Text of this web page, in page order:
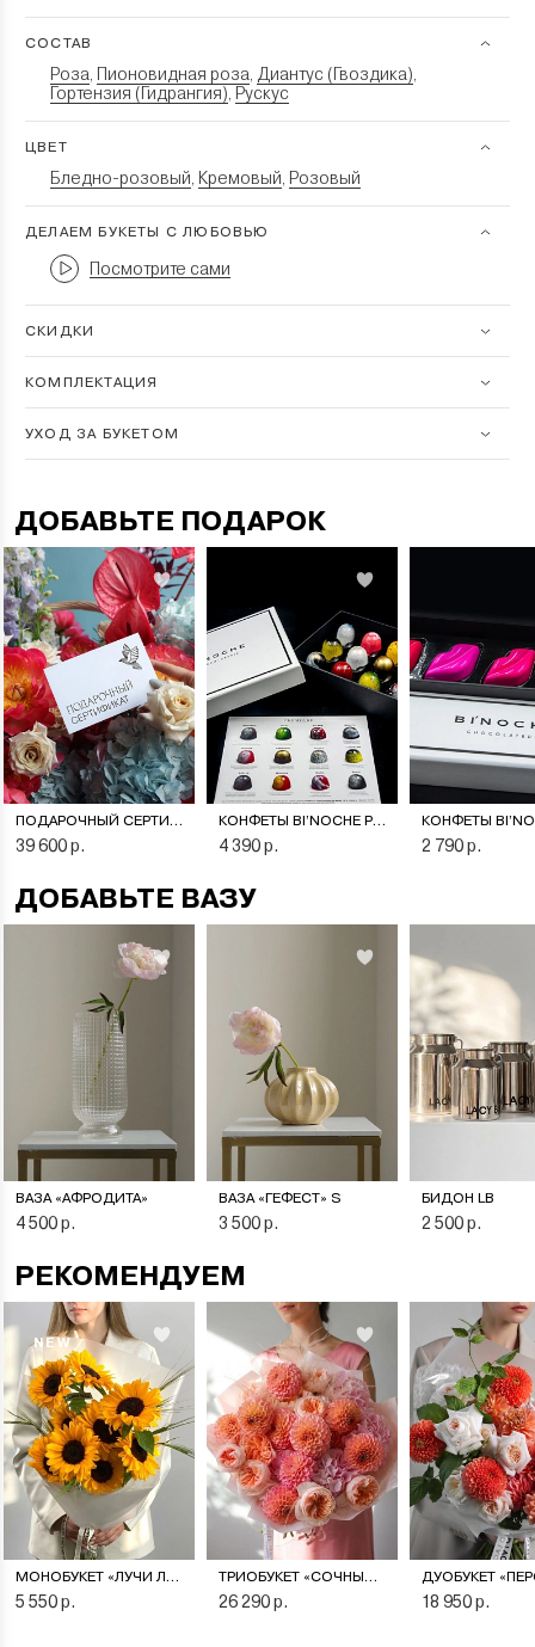
СОСТАВ
Роза, Пионовидная роза, Диантус (Гвоздика),
Гортензия (Гидрангия), Рускус
ЦВЕТ
Бледно-розовый, Кремовый, Розовый
ДЕЛАЕМ БУКЕТЫ С ЛЮБОВЬЮ
Посмотрите сами
СКИДКИ
КОМПЛЕКТАЦИЯ
УХОД ЗА БУКЕТОМ
ДОБАВЬТЕ ПОДАРОК
ПОДАРОЧНЫЙ СЕРТИФИКАТ НА ЦВЕТОЧНУЮ ПОДПИСКУ
39 600 р.
КОНФЕТЫ BI’NOCHE PREMIERE
4 390 р. 2 790 р.
ДОБАВЬТЕ ВАЗУ
ВАЗА «АФРОДИТА»
4 500 р.
ВАЗА «ГЕФЕСТ» S
3 500 р.
БИДОН LB
2 500 р.
РЕКОМЕНДУЕМ
NEW
МОНОБУКЕТ «ЛУЧИ ЛЕТА»
5 550 р.
ТРИОБУКЕТ «СОЧНЫЙ ПЕРСИК»
26 290 р. 18 950 р.